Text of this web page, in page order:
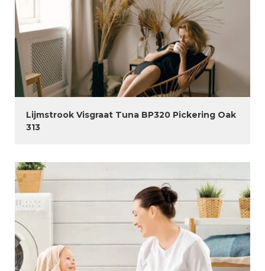
Lijmstrook Visgraat Tuna BP320 Pickering Oak
313